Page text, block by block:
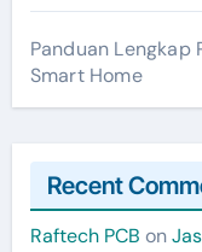
Panduan Lengkap
Smart Home
Recent
Raftech PCB on